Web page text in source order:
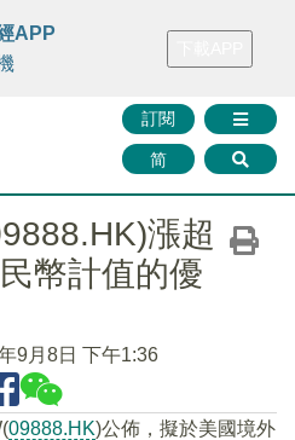
FINMETA 財華證券 媒體矩陣
訂閱
简
APP
漲超
幣計值的優
9月8日 下午1:36
09888.HK)公佈，擬於美國境外